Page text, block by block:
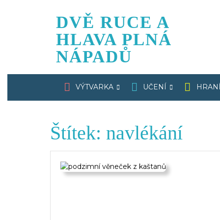
DVĚ RUCE A
HLAVA PLNÁ
NÁPADŮ
VÝTVARKA UČENÍ HRANÍ
Štítek: navlékání